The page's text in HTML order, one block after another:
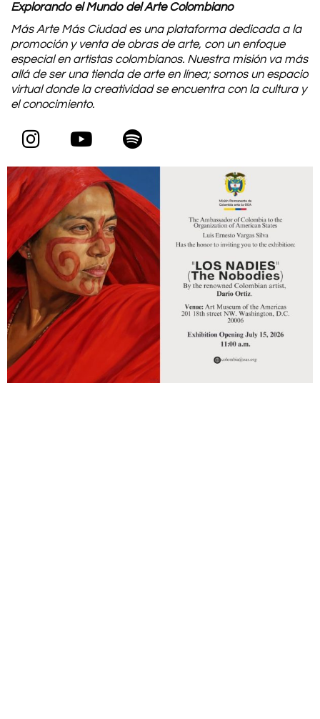
Explorando el Mundo del Arte Colombiano
Más Arte Más Ciudad es una plataforma dedicada a la
promoción y venta de obras de arte, con un enfoque
especial en artistas colombianos. Nuestra misión va más
allá de ser una tienda de arte en línea; somos un espacio
virtual donde la creatividad se encuentra con la cultura y
el conocimiento.